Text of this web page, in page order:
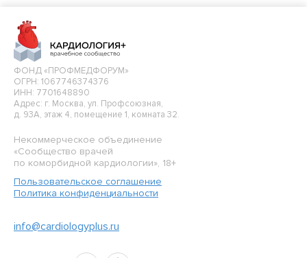
ФОНД «ПРОФМЕДФОРУМ»
ОГРН: 1067746374376
ИНН: 7701648890
Адрес: г. Москва, ул. Профсоюзная,
д. 93А, этаж 4, помещение 1, комната 32.
Некоммерческое объединение
«Сообщество врачей
по коморбидной кардиологии», 18+
Пользовательское соглашение
Политика конфиденциальности
info@cardiologyplus.ru